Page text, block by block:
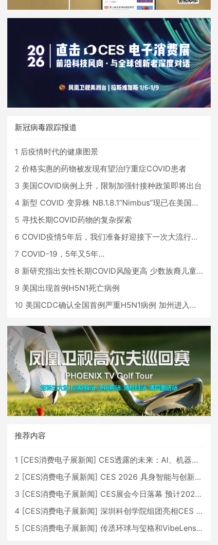
新冠病毒跟踪报道
1 后疫情时代的健康图景
2 价格实惠的药物被发现有望治疗重症COVID患者
3 美国COVID病例上升，限制加强针接种政策即将出台
4 新型 COVID 变异株 NB.1.8.1“Nimbus”现已在美国占据主导地位
5 寻找长期COVID药物的复杂探索
6 COVID疫情5年后，我们准备好迎接下一次大流行了吗？
7 COVID-19，5年又5年…
8 新研究指出女性长期COVID风险更高 少数族裔儿童存在差异
9 美国出现首例H5N1死亡病例
10 美国CDC确认全国首例严重H5N1病例 加州进入紧急状态
推荐内容
1 [CES消费电子展新闻] CES透露的未来：AI、机器人与智能生活大爆发
2 [CES消费电子展新闻] CES 2026 具身智能与创新领域 中国公司大放异彩
3 [CES消费电子展新闻] CES展会今日落幕 预计2026行业收入将超五千亿美元
4 [CES消费电子展新闻] 深圳科创学院组团亮相CES 广受好评
5 [CES消费电子展新闻] 传丞环球与玺格和VibeLens共同推出全新耳机